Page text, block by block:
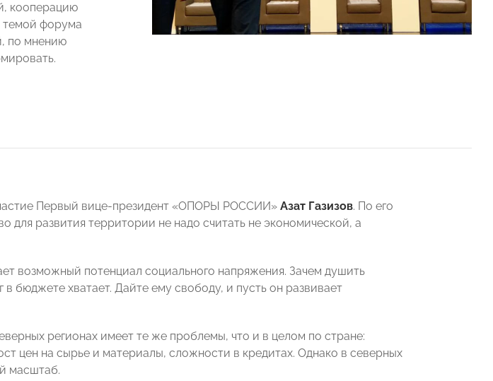
кооперацию
темой форума
по мнению
Первый вице-президент «ОПОРЫ РОССИИ» Азат Газизов. По его
для развития территории не надо считать не экономической, а
возможный потенциал социального напряжения. Зачем душить
в бюджете хватает. Дайте ему свободу, и пусть он развивает
регионах имеет те же проблемы, что и в целом по стране:
цен на сырье и материалы, сложности в кредитах. Однако в северных
масштаб.